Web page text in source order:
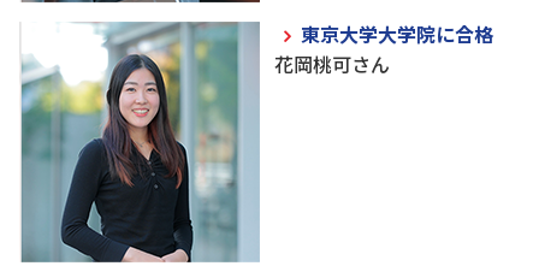
東京大学大学院に合格
花岡桃可さん